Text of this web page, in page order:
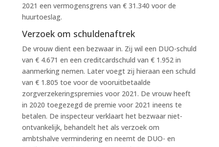
2021 een vermogensgrens van € 31.340 voor de
huurtoeslag.
Verzoek om schuldenaftrek
De vrouw dient een bezwaar in. Zij wil een DUO-schuld
van € 4.671 en een creditcardschuld van € 1.952 in
aanmerking nemen. Later voegt zij hieraan een schuld
van € 1.805 toe voor de vooruitbetaalde
zorgverzekeringspremies voor 2021. De vrouw heeft
in 2020 toegezegd de premie voor 2021 ineens te
betalen. De inspecteur verklaart het bezwaar niet-
ontvankelijk, behandelt het als verzoek om
ambtshalve vermindering en neemt de DUO- en